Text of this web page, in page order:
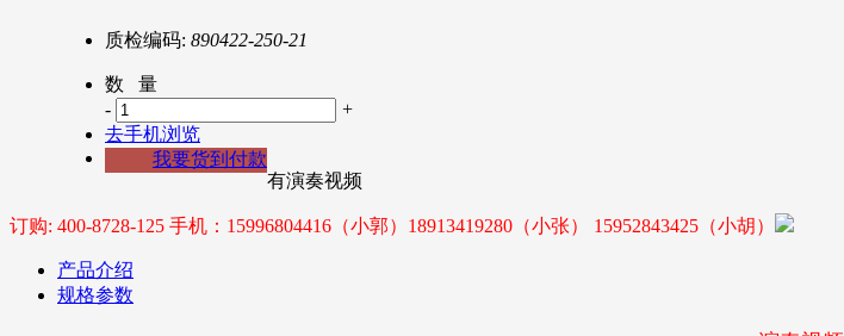
质检编码: 890422-250-21
数 量
-
+
去手机浏览
我要货到付款
有演奏视频
订购: 400-8728-125 手机：15996804416（小郭）18913419280（小张） 15952843425（小胡）
产品介绍
规格参数